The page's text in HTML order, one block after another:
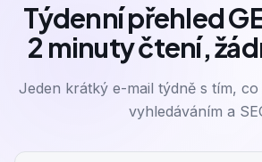
Týdenní přehled
2 minuty čtení,
Jeden krátký e-mail týdně s tím,
vyhledáváním a